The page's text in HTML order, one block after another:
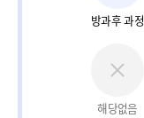
방과후 과정
해당없음